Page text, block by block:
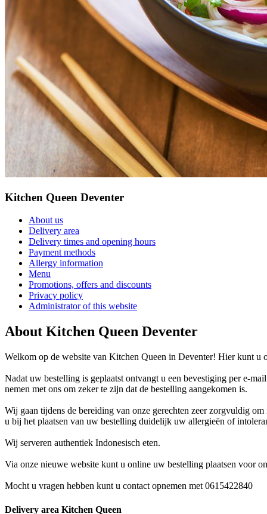
Kitchen Queen Deventer
About us
Delivery area
Delivery times and opening hours
Payment methods
Allergy information
Menu
Promotions, offers and discounts
Privacy policy
Administrator of this website
About Kitchen Queen Deventer
Welkom op de website van Kitchen Queen in Deventer! Hier kunt u
Nadat uw bestelling is geplaatst ontvangt u een bevestiging per e-
nemen met ons om zeker te zijn dat de bestelling aangekomen is.
Wij gaan tijdens de bereiding van onze gerechten zeer zorgvuldig om
u bij het plaatsen van uw bestelling duidelijk uw allergieën of
Wij serveren authentiek Indonesisch eten.
Via onze nieuwe website kunt u online uw bestelling plaatsen voor
Mocht u vragen hebben kunt u contact opnemen met 0615422840
Delivery area Kitchen Queen